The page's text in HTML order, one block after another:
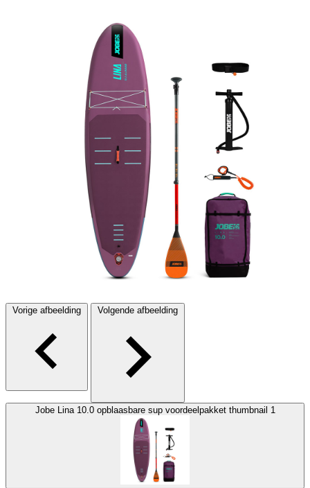
Vorige afbeelding Volgende afbeelding
Jobe Lina 10.0 opblaasbare sup voordeelpakket thumbnail 1